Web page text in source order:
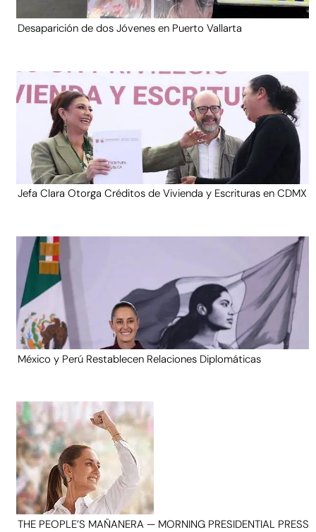
Desaparición de dos Jóvenes en Puerto Vallarta
Jefa Clara Otorga Créditos de Vivienda y Escrituras en CDMX
México y Perú Restablecen Relaciones Diplomáticas
THE PEOPLE’S MAÑANERA — MORNING PRESIDENTIAL PRESS